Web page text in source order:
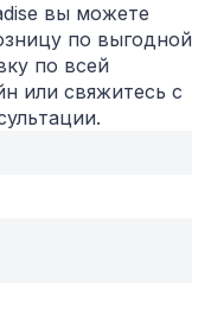
вы можете
по выгодной
по всей
или свяжитесь с